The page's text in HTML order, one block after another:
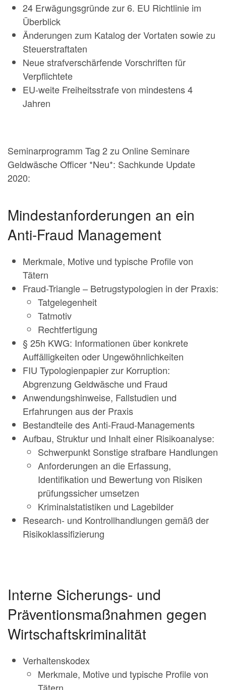
24 Erwägungsgründe zur 6. EU Richtlinie im
Überblick
Änderungen zum Katalog der Vortaten sowie zu
Steuerstraftaten
Neue strafverschärfende Vorschriften für
Verpflichtete
EU-weite Freiheitsstrafe von mindestens 4
Jahren
Seminarprogramm Tag 2 zu Online Seminare
Geldwäsche Officer *Neu*: Sachkunde Update
2020:
Mindestanforderungen an ein
Anti-Fraud Management
Merkmale, Motive und typische Profile von
Tätern
Fraud-Triangle – Betrugstypologien in der Praxis:
Tatgelegenheit
Tatmotiv
Rechtfertigung
§ 25h KWG: Informationen über konkrete
Auffälligkeiten oder Ungewöhnlichkeiten
FIU Typologienpapier zur Korruption:
Abgrenzung Geldwäsche und Fraud
Anwendungshinweise, Fallstudien und
Erfahrungen aus der Praxis
Bestandteile des Anti-Fraud-Managements
Aufbau, Struktur und Inhalt einer Risikoanalyse:
Schwerpunkt Sonstige strafbare Handlungen
Anforderungen an die Erfassung,
Identifikation und Bewertung von Risiken
prüfungssicher umsetzen
Kriminalstatistiken und Lagebilder
Research- und Kontrollhandlungen gemäß der
Risikoklassifizierung
Interne Sicherungs- und
Präventionsmaßnahmen gegen
Wirtschaftskriminalität
Verhaltenskodex
Merkmale, Motive und typische Profile von
Tätern